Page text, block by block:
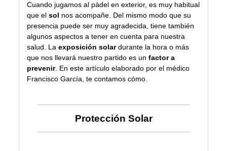
Cuando jugamos al pádel en exterior, es muy habitual
que elsol nos acompañe. Del mismo modo que su
presencia puede ser muy agradecida, tiene también
algunos aspectos a tener en cuenta para nuestra
salud. Laexposición solardurante la hora o más
que nos llevará nuestro partido es unfactor a
prevenir. En este artículo elaborado por el médico
Francisco García, te contamos cómo.
Protección Solar